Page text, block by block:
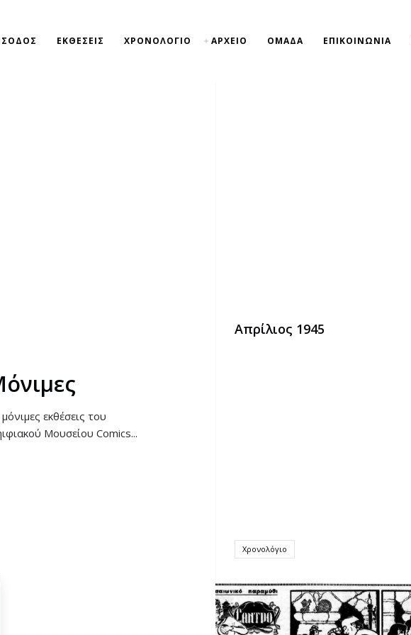
ΕΚΘΕΣΕΙΣ ΧΡΟΝΟΛΟΓΙΟ ΑΡΧΕΙΟ ΟΜΑΔΑ ΕΠΙΚΟΙΝΩΝΙΑ
εκθέσεις του
Μουσείου Comics...
Απρίλιος 1945
Χρονολόγιο